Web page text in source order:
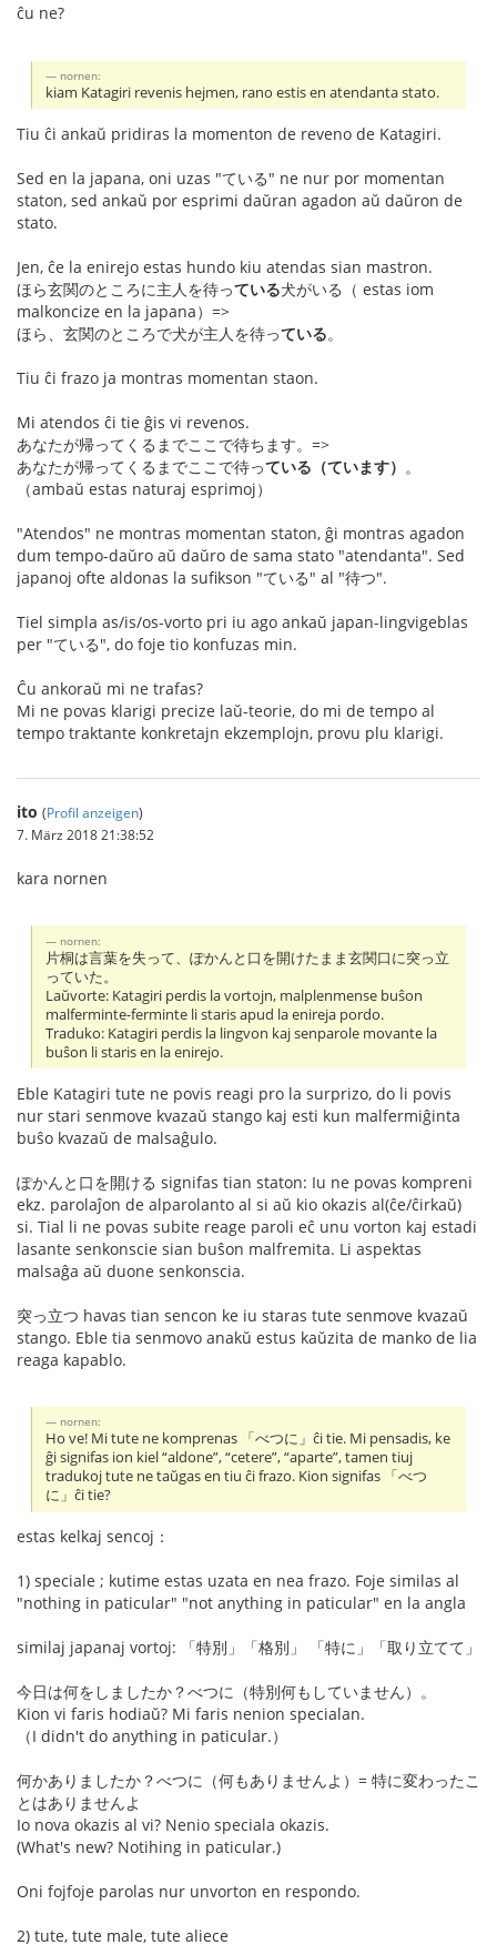
ĉu ne?
nornen:
kiam Katagiri revenis hejmen, rano estis en atendanta stato.
Tiu ĉi ankaŭ pridiras la momenton de reveno de Katagiri.
Sed en la japana, oni uzas "ている" ne nur por momentan
staton, sed ankaŭ por esprimi daŭran agadon aŭ daŭron de
stato.
Jen, ĉe la enirejo estas hundo kiu atendas sian mastron.
ほら玄関のところに主人を待っている犬がいる（ estas iom
malkoncize en la japana）=>
ほら、玄関のところで犬が主人を待っている。
Tiu ĉi frazo ja montras momentan staon.
Mi atendos ĉi tie ĝis vi revenos.
あなたが帰ってくるまでここで待ちます。=>
あなたが帰ってくるまでここで待っている（ています） 。
（ambaŭ estas naturaj esprimoj）
"Atendos" ne montras momentan staton, ĝi montras agadon
dum tempo-daŭro aŭ daŭro de sama stato "atendanta". Sed
japanoj ofte aldonas la sufikson "ている" al "待つ".
Tiel simpla as/is/os-vorto pri iu ago ankaŭ japan-lingvigeblas
per "ている", do foje tio konfuzas min.
Ĉu ankoraŭ mi ne trafas?
Mi ne povas klarigi precize laŭ-teorie, do mi de tempo al
tempo traktante konkretajn ekzemplojn, provu plu klarigi.
ito (Profil anzeigen)
7. März 2018 21:38:52
kara nornen
nornen:
片桐は言葉を失って、ぽかんと口を開けたまま玄関口に突っ立
っていた。
Laŭvorte: Katagiri perdis la vortojn, malplenmense buŝon
malferminte-ferminte li staris apud la enireja pordo.
Traduko: Katagiri perdis la lingvon kaj senparole movante la
buŝon li staris en la enirejo.
Eble Katagiri tute ne povis reagi pro la surprizo, do li povis
nur stari senmove kvazaŭ stango kaj esti kun malfermiĝinta
buŝo kvazaŭ de malsaĝulo.
ぽかんと口を開ける signifas tian staton: Iu ne povas kompreni
ekz. parolaĵon de alparolanto al si aŭ kio okazis al(ĉe/ĉirkaŭ)
si. Tial li ne povas subite reage paroli eĉ unu vorton kaj estadi
lasante senkonscie sian buŝon malfremita. Li aspektas
malsaĝa aŭ duone senkonscia.
突っ立つ havas tian sencon ke iu staras tute senmove kvazaŭ
stango. Eble tia senmovo anakŭ estus kaŭzita de manko de lia
reaga kapablo.
nornen:
Ho ve! Mi tute ne komprenas 「べつに」ĉi tie. Mi pensadis, ke
ĝi signifas ion kiel “aldone”, “cetere”, “aparte”, tamen tiuj
tradukoj tute ne taŭgas en tiu ĉi frazo. Kion signifas 「べつ
に」ĉi tie?
estas kelkaj sencoj：
1) speciale ; kutime estas uzata en nea frazo. Foje similas al
"nothing in paticular" "not anything in paticular" en la angla
similaj japanaj vortoj: 「特別」「格別」 「特に」「取り立てて」
今日は何をしましたか？べつに（特別何もしていません）。
Kion vi faris hodiaŭ? Mi faris nenion specialan.
（I didn't do anything in paticular.）
何かありましたか？べつに（何もありませんよ）= 特に変わったこ
とはありませんよ
Io nova okazis al vi? Nenio speciala okazis.
(What's new? Notihing in paticular.)
Oni fojfoje parolas nur unvorton en respondo.
2) tute, tute male, tute aliece